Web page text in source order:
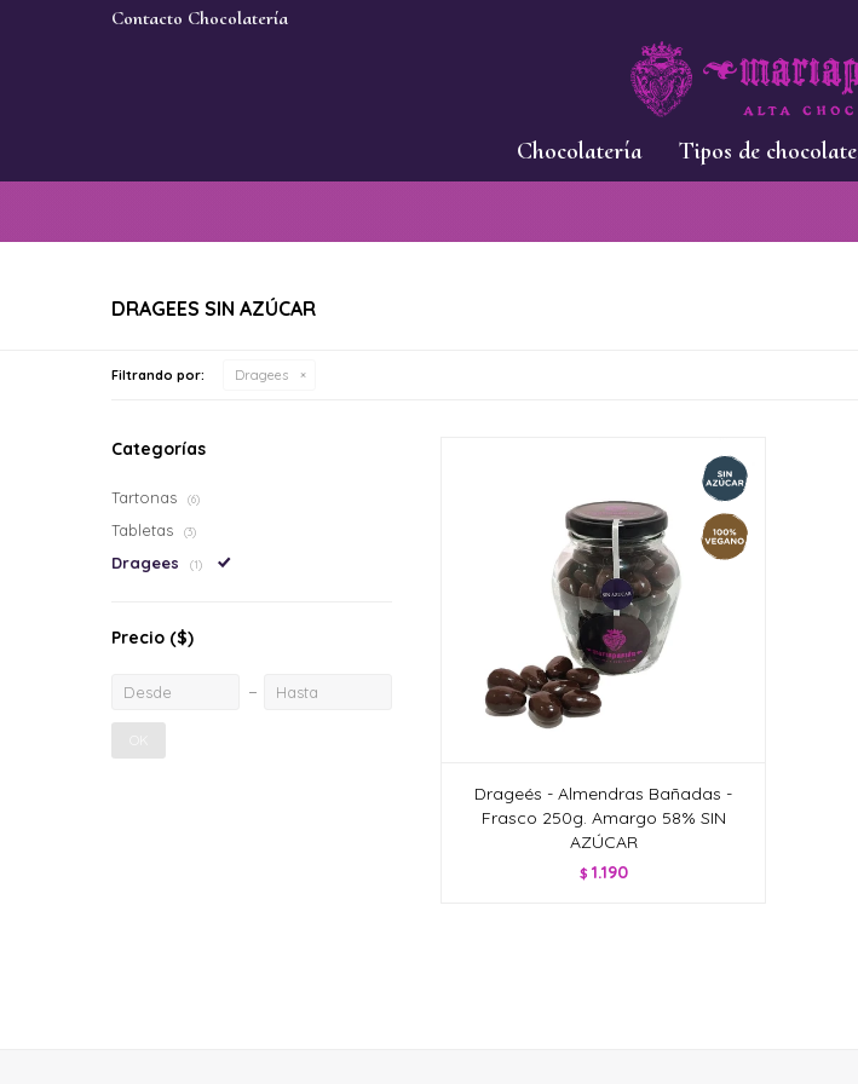
Chocolatería Tipos de chocolate
Contacto Chocolatería
DRAGEES SIN AZÚCAR
Filtrando por: Dragees
Drageés - Almendras Bañadas -
Frasco 250g. Amargo 58% SIN
AZÚCAR
$ 1.190
Categorías
Tartonas (6)
Tabletas (3)
Dragees (1)
Precio ($)